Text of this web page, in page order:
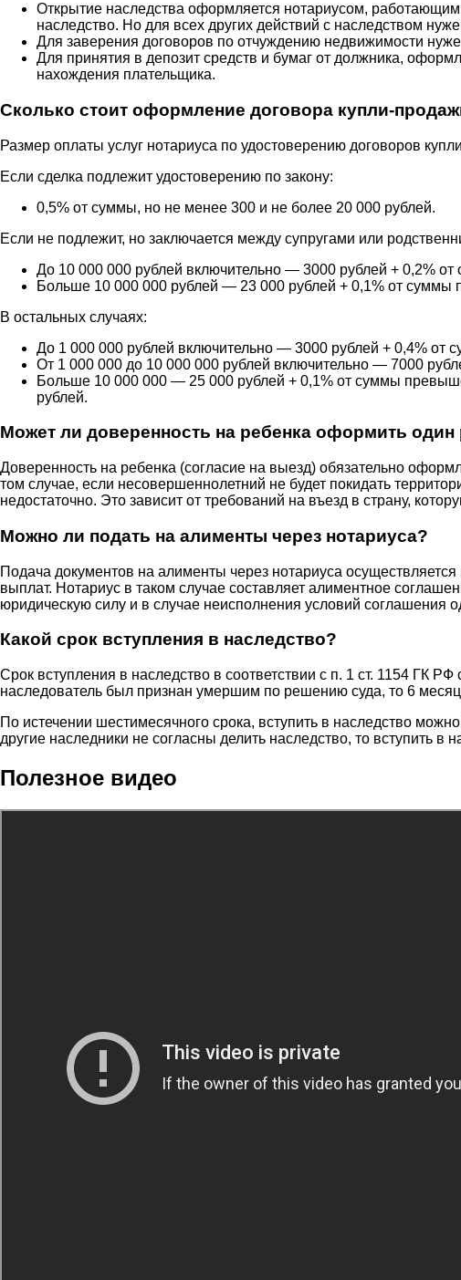
Открытие наследства оформляется нотариусом,
наследство. Но для всех других действий с наследством
Для заверения договоров по отчуждению недвижимости
Для принятия в депозит средств и бумаг от должника,
нахождения плательщика.
Сколько стоит оформление договора купли-
Размер оплаты услуг нотариуса по удостоверению договоров
Если сделка подлежит удостоверению по закону:
0,5% от суммы, но не менее 300 и не более 20 000 рублей.
Если не подлежит, но заключается между супругами или
До 10 000 000 рублей включительно — 3000 рублей + 0,2% от
Больше 10 000 000 рублей — 23 000 рублей + 0,1% от суммы
В остальных случаях:
До 1 000 000 рублей включительно — 3000 рублей + 0,4% от
От 1 000 000 до 10 000 000 рублей включительно — 7000
Больше 10 000 000 — 25 000 рублей + 0,1% от суммы
рублей.
Может ли доверенность на ребенка оформить один
Доверенность на ребенка (согласие на выезд) обязательно
том случае, если несовершеннолетний не будет покидать
недостаточно. Это зависит от требований на въезд в страну,
Можно ли подать на алименты через нотариуса?
Подача документов на алименты через нотариуса
выплат. Нотариус в таком случае составляет алиментное
юридическую силу и в случае неисполнения условий соглашения
Какой срок вступления в наследство?
Срок вступления в наследство в соответствии с п. 1 ст. 1154 ГК
наследователь был признан умершим по решению суда, то 6
По истечении шестимесячного срока, вступить в наследство
другие наследники не согласны делить наследство, то вступить в
Полезное видео